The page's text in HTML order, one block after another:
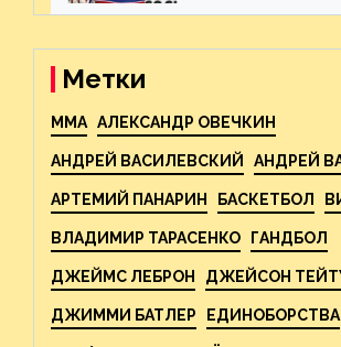
предстоящего
Метки
MMA АЛЕКСАНДР ОВЕЧКИН
АНДРЕЙ ВАСИЛЕВСКИЙ АНДРЕЙ
АРТЕМИЙ ПАНАРИН БАСКЕТБОЛ
ВЛАДИМИР ТАРАСЕНКО ГАНДБОЛ
ДЖЕЙМС ЛЕБРОН ДЖЕЙСОН
ДЖИММИ БАТЛЕР ЕДИНОБОРСТВА